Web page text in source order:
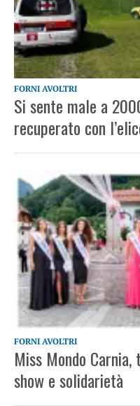
FORNI AVOLTRI
Si sente male a
recuperato con
FORNI AVOLTRI
Miss Mondo
show e solidarietà